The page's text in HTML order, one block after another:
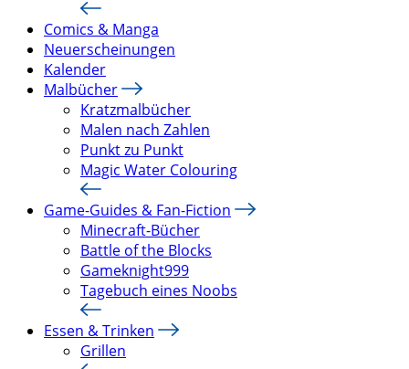
Comics & Manga
Neuerscheinungen
Kalender
Malbücher
Kratzmalbücher
Malen nach Zahlen
Punkt zu Punkt
Magic Water Colouring
Game-Guides & Fan-Fiction
Minecraft-Bücher
Battle of the Blocks
Gameknight999
Tagebuch eines Noobs
Essen & Trinken
Grillen